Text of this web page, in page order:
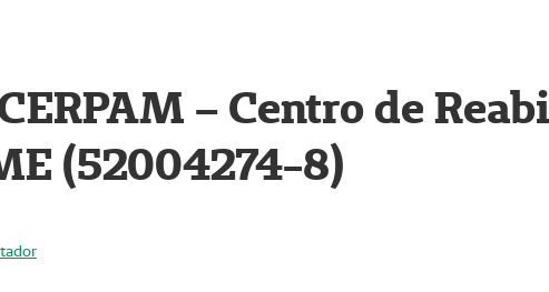
– Centro de
(52004274-8)